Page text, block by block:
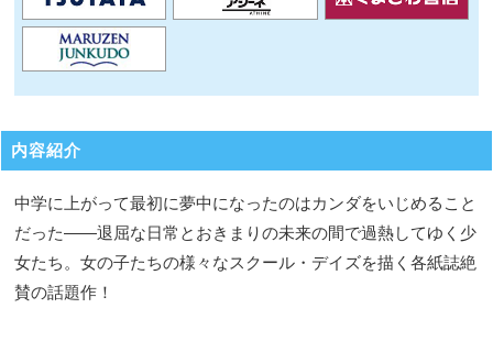
内容紹介
中学に上がって最初に夢中になったのはカンダをいじめること
だった――退屈な日常とおきまりの未来の間で過熱してゆく少
女たち。女の子たちの様々なスクール・デイズを描く各紙誌絶
賛の話題作！